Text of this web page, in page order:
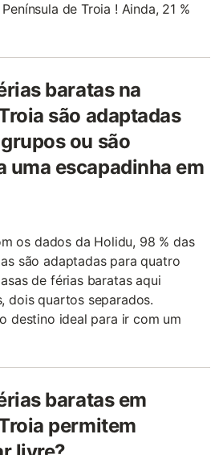
de Troia ! Ainda, 21 %
baratas na
são adaptadas
ou são
uma escapadinha em
os dados da Holidu, 98 % das
são adaptadas para quatro
de férias baratas aqui
dois quartos separados.
destino ideal para ir com um
baratas em
permitem